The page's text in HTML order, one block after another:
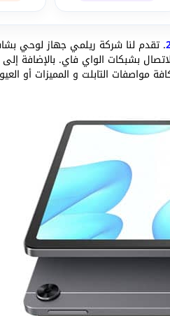
بشبكات الواي فاي. بالإضافة
عن كافة مواصفات التابلت و المميزات أو